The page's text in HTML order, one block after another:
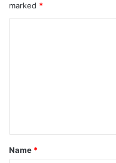
marked *
t
*
Name *